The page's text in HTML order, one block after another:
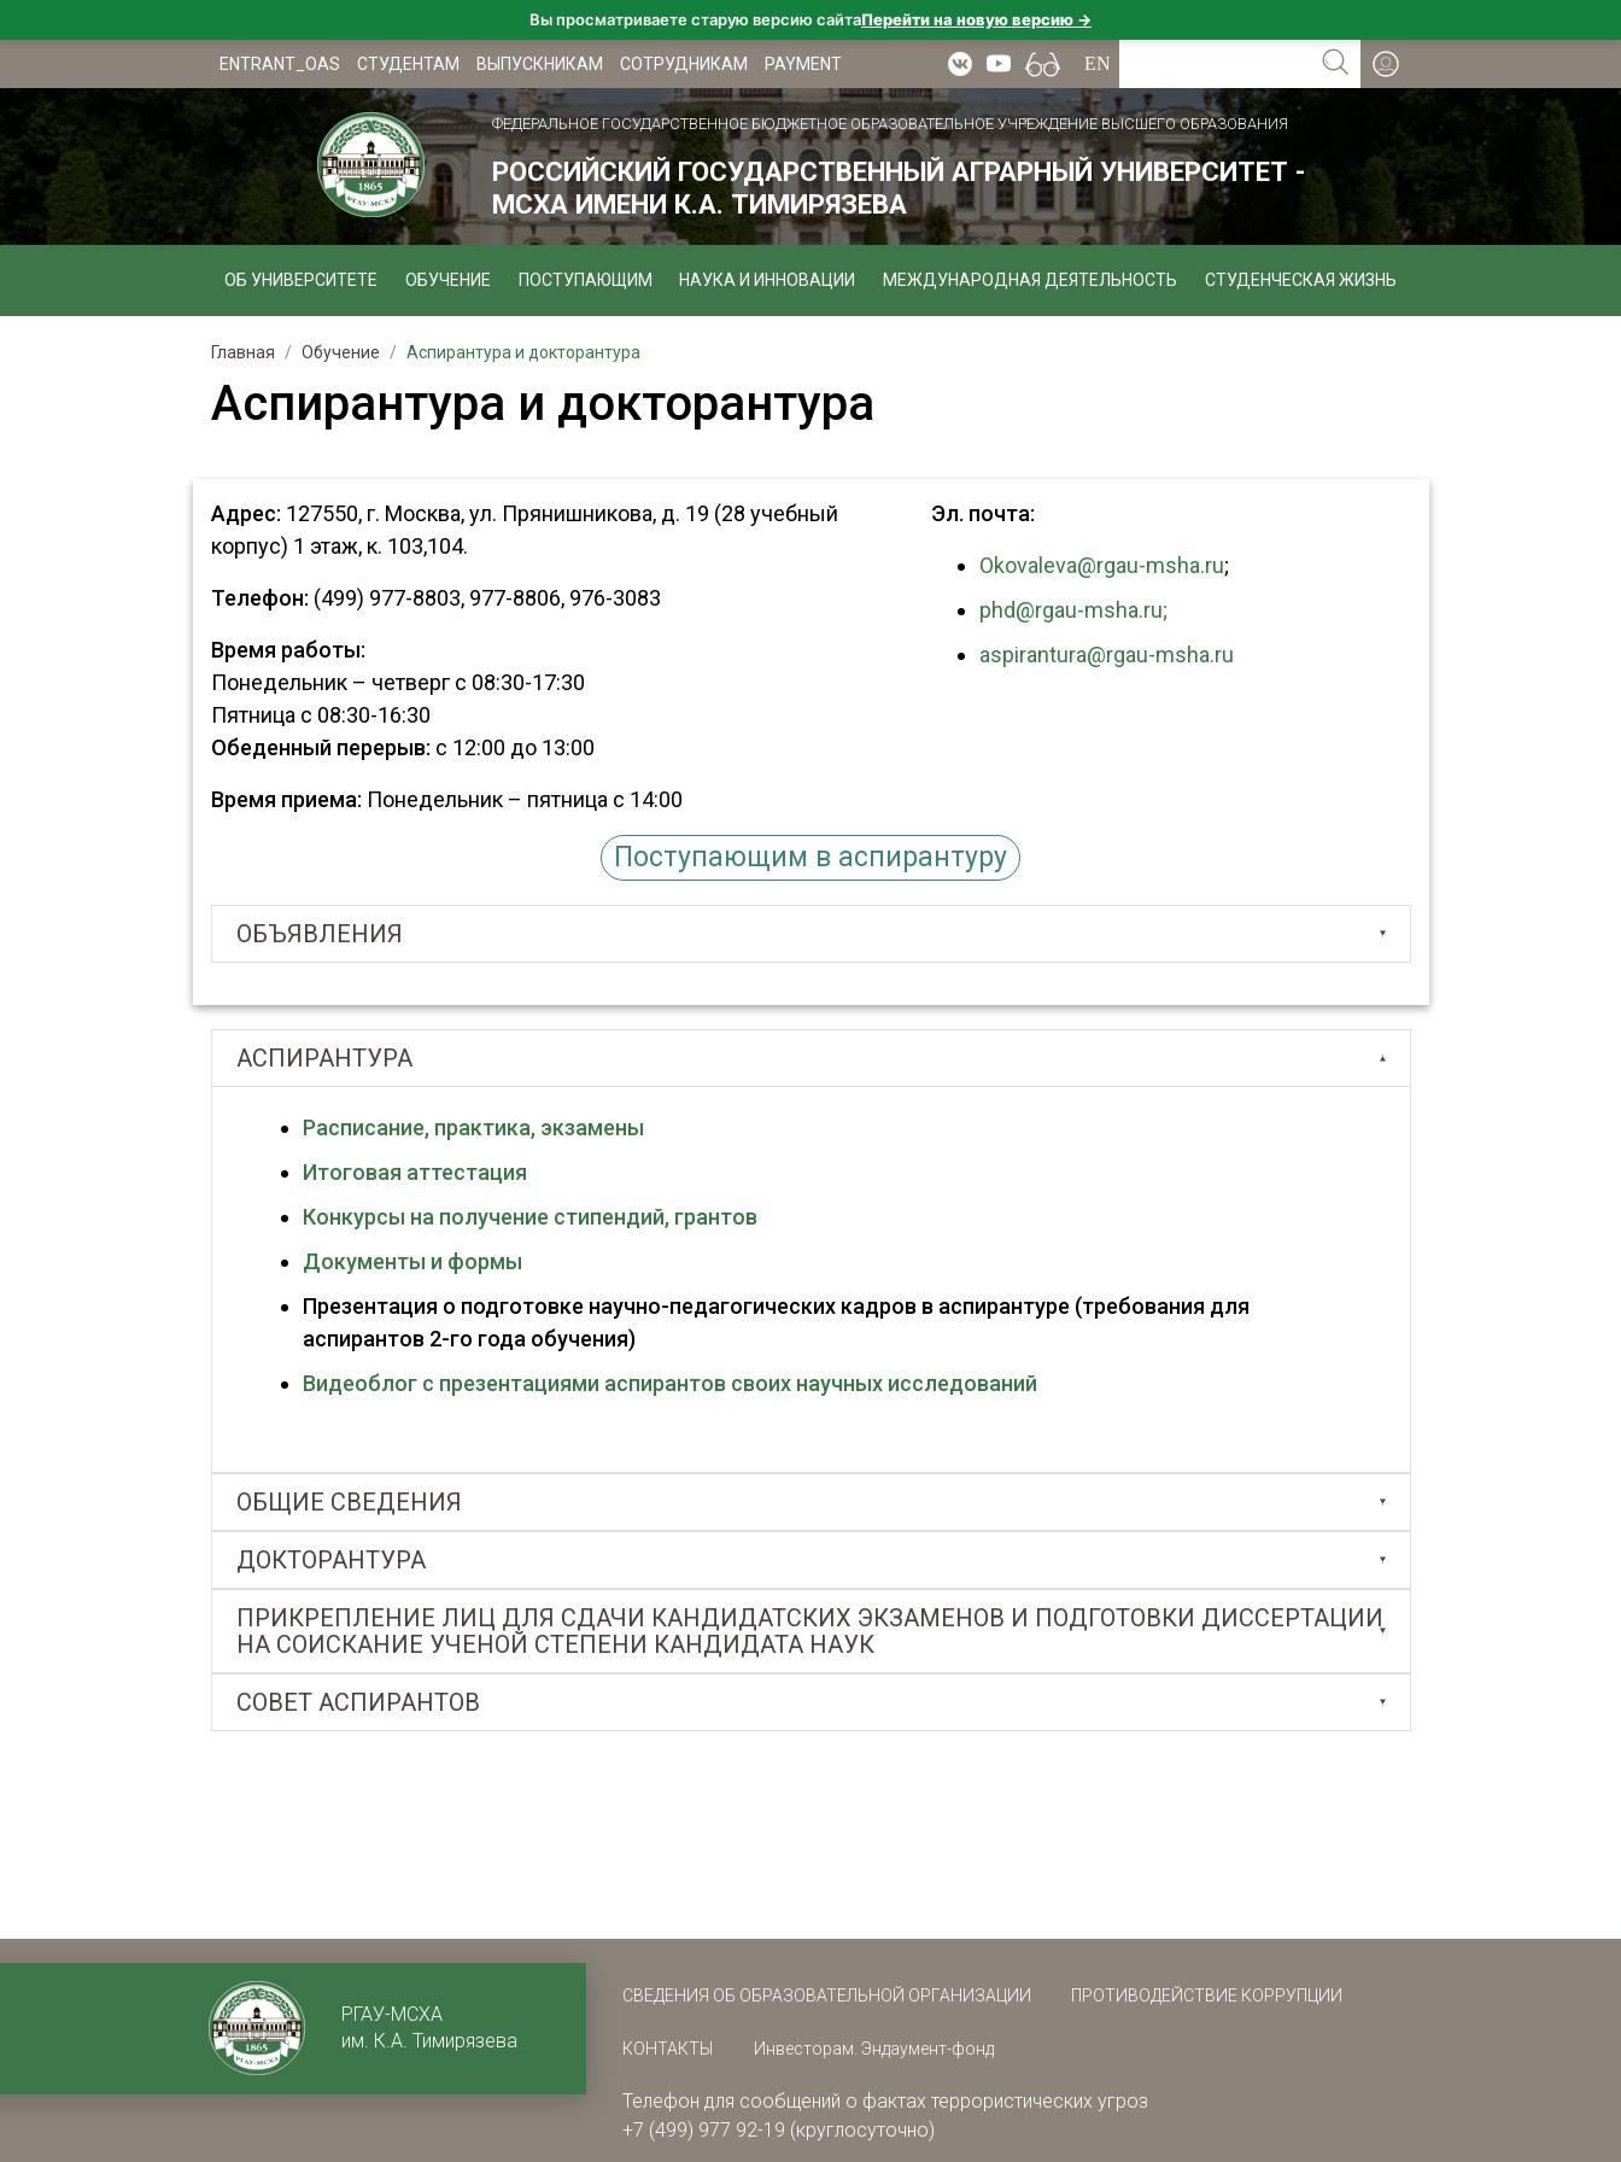
ENTRANT_OAS СТУДЕНТАМ ВЫПУСКНИКАМ СОТРУДНИКАМ PAYMENT
ФЕДЕРАЛЬНОЕ ГОСУДАРСТВЕННОЕ БЮДЖЕТНОЕ ОБРАЗОВАТЕЛЬНОЕ УЧРЕЖДЕНИЕ ВЫСШЕГО ОБРАЗОВАНИЯ
РОССИЙСКИЙ ГОСУДАРСТВЕННЫЙ АГРАРНЫЙ УНИВЕРСИТЕТ -
МСХА ИМЕНИ К.А. ТИМИРЯЗЕВА
ОБ УНИВЕРСИТЕТЕ ОБУЧЕНИЕ ПОСТУПАЮЩИМ НАУКА И ИННОВАЦИИ МЕЖДУНАРОДНАЯ ДЕЯТЕЛЬНОСТЬ СТУДЕНЧЕСКАЯ ЖИЗНЬ
Главная Обучение Аспирантура и докторантура
Аспирантура и докторантура
Адрес: 127550, г. Москва, ул. Прянишникова, д. 19 (28 учебный
корпус) 1 этаж, к. 103,104.
Телефон: (499) 977-8803, 977-8806, 976-3083
Время работы:
Понедельник – четверг с 08:30-17:30
Пятница с 08:30-16:30
Обеденный перерыв: с 12:00 до 13:00
Время приема: Понедельник – пятница с 14:00
Эл. почта:
Okovaleva@rgau-msha.ru;
phd@rgau-msha.ru;
aspirantura@rgau-msha.ru
Поступающим в аспирантуру
ОБЪЯВЛЕНИЯ
АСПИРАНТУРА
Расписание, практика, экзамены
Итоговая аттестация
Конкурсы на получение стипендий, грантов
Документы и формы
Презентация о подготовке научно-педагогических кадров в аспирантуре (требования для
аспирантов 2-го года обучения)
Видеоблог с презентациями аспирантов своих научных исследований
ОБЩИЕ СВЕДЕНИЯ
ДОКТОРАНТУРА
ПРИКРЕПЛЕНИЕ ЛИЦ ДЛЯ СДАЧИ КАНДИДАТСКИХ ЭКЗАМЕНОВ И ПОДГОТОВКИ ДИССЕРТАЦИИ
НА СОИСКАНИЕ УЧЕНОЙ СТЕПЕНИ КАНДИДАТА НАУК
СОВЕТ АСПИРАНТОВ
РГАУ-МСХА
им. К.А. Тимирязева
СВЕДЕНИЯ ОБ ОБРАЗОВАТЕЛЬНОЙ ОРГАНИЗАЦИИ ПРОТИВОДЕЙСТВИЕ КОРРУПЦИИ
КОНТАКТЫ Инвесторам. Эндаумент-фонд
Телефон для сообщений о фактах террористических угроз
+7 (499) 977 92-19 (круглосуточно)
Вы просматриваете старую версию сайтаПерейти на новую версию →